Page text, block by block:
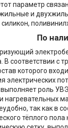
параметр
и
По
В соответствии с
которого
электрических
выполняет роль
нагревательных
так как в
тёплого